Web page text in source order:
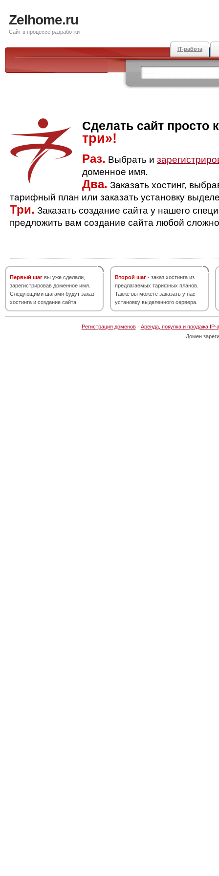
Zelhome.ru
Сайт в процессе разработки
IT-работа
Сделать сайт просто
три»!
Раз. Выбрать и
доменное имя.
Два. Заказать хостинг,
тарифный план или заказать установку
Три. Заказать создание сайта у нашего
предложить вам создание сайта любой
Первый шаг вы уже сделали,
зарегистрировав доменное имя.
Следующими шагами будут заказ
хостинга и создание сайта.
Второй шаг - заказ хостинга из
предлагаемых тарифных планов.
Также вы можете заказать у нас
установку выделенного сервера.
Регистрация доменов· Аренда, покупка и продажа IP-
Домен